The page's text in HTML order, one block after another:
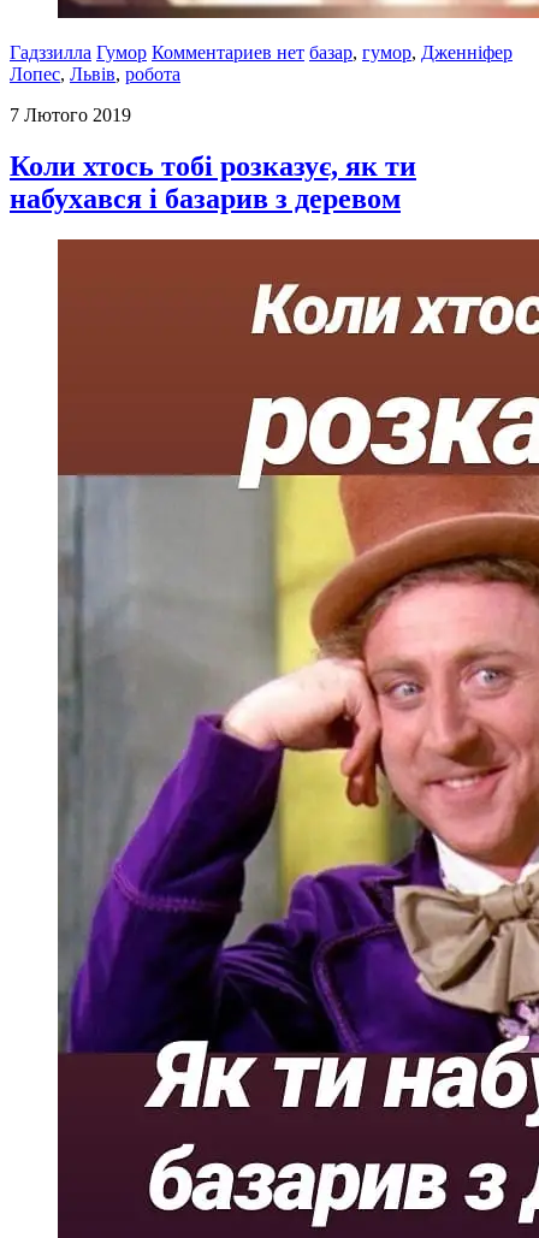
Гадззилла Гумор Комментариев нет базар, гумор, Дженніфер
Лопес, Львів, робота
7 Лютого 2019
Коли хтось тобі розказує, як ти
набухався і базарив з деревом